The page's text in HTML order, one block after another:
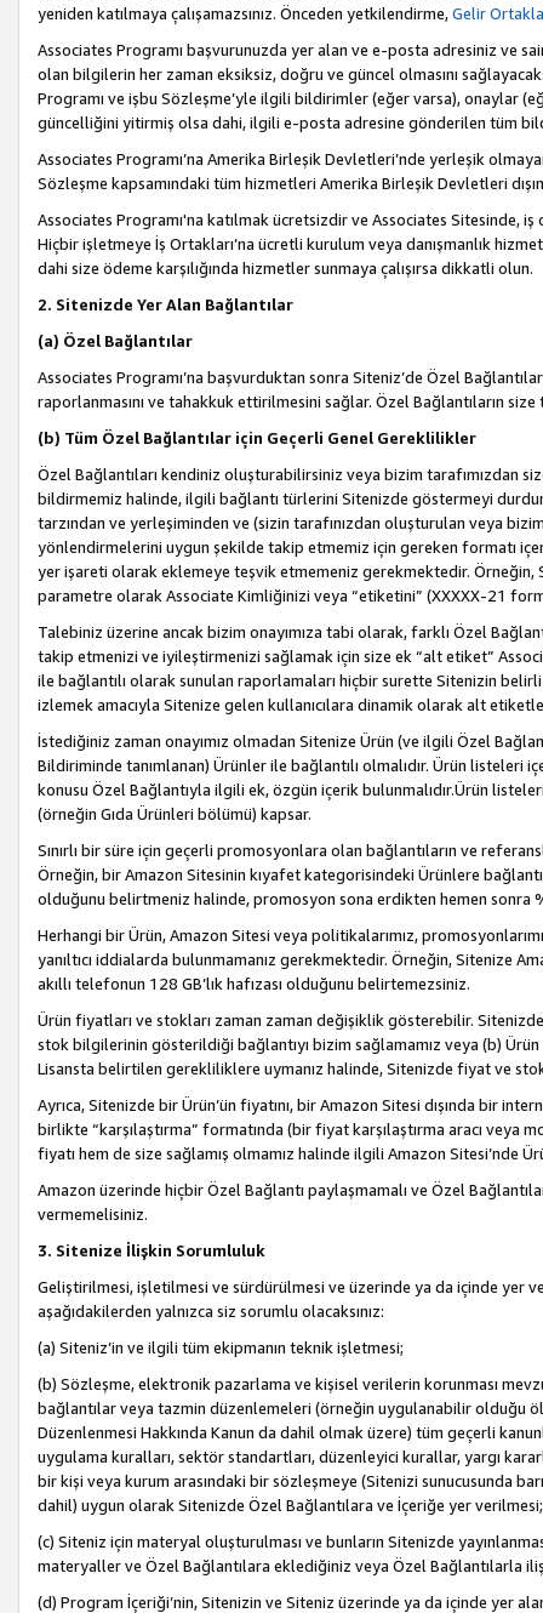
yeniden katılmaya çalışamazsınız. Önceden yetkilendirme,Gelir
Associates Programı başvurunuzda yer alan ve e-posta adresiniz ve
olan bilgilerin her zaman eksiksiz, doğru ve güncel olmasını
Programı ve işbu Sözleşme’yle ilgili bildirimler (eğer varsa), onaylar
güncelliğini yitirmiş olsa dahi, ilgili e-posta adresine gönderilen tüm
Associates Programı’na Amerika Birleşik Devletleri’nde yerleşik
Sözleşme kapsamındaki tüm hizmetleri Amerika Birleşik Devletleri
Associates Programı'na katılmak ücretsizdir ve Associates Sitesinde,
Hiçbir işletmeye İş Ortakları’na ücretli kurulum veya danışmanlık
dahi size ödeme karşılığında hizmetler sunmaya çalışırsa dikkatli olun.
2. Sitenizde Yer Alan Bağlantılar
(a) Özel Bağlantılar
Associates Programı’na başvurduktan sonra Siteniz’de Özel
raporlanmasını ve tahakkuk ettirilmesini sağlar. Özel Bağlantıların
(b) Tüm Özel Bağlantılar için Geçerli Genel Gereklilikler
Özel Bağlantıları kendiniz oluşturabilirsiniz veya bizim tarafımızdan
bildirmemiz halinde, ilgili bağlantı türlerini Sitenizde göstermeyi
tarzından ve yerleşiminden ve (sizin tarafınızdan oluşturulan veya
yönlendirmelerini uygun şekilde takip etmemiz için gereken formatı
yer işareti olarak eklemeye teşvik etmemeniz gerekmektedir. Örneğin,
parametre olarak Associate Kimliğinizi veya “etiketini” (XXXXX-21
Talebiniz üzerine ancak bizim onayımıza tabi olarak, farklı Özel
takip etmenizi ve iyileştirmenizi sağlamak için size ek “alt etiket”
ile bağlantılı olarak sunulan raporlamaları hiçbir surette Sitenizin belirli
izlemek amacıyla Sitenize gelen kullanıcılara dinamik olarak alt
İstediğiniz zaman onayımız olmadan Sitenize Ürün (ve ilgili Özel
Bildiriminde tanımlanan) Ürünler ile bağlantılı olmalıdır. Ürün listeleri
konusu Özel Bağlantıyla ilgili ek, özgün içerik bulunmalıdır.Ürün
(örneğin Gıda Ürünleri bölümü) kapsar.
Sınırlı bir süre için geçerli promosyonlara olan bağlantıların ve
Örneğin, bir Amazon Sitesinin kıyafet kategorisindeki Ürünlere
olduğunu belirtmeniz halinde, promosyon sona erdikten hemen sonra
Herhangi bir Ürün, Amazon Sitesi veya politikalarımız,
yanıltıcı iddialarda bulunmamanız gerekmektedir. Örneğin, Sitenize
akıllı telefonun 128 GB’lık hafızası olduğunu belirtemezsiniz.
Ürün fiyatları ve stokları zaman zaman değişiklik gösterebilir.
stok bilgilerinin gösterildiği bağlantıyı bizim sağlamamız veya (b)
Lisansta belirtilen gerekliliklere uymanız halinde, Sitenizde fiyat ve
Ayrıca, Sitenizde bir Ürün’ün fiyatını, bir Amazon Sitesi dışında bir
birlikte “karşılaştırma” formatında (bir fiyat karşılaştırma aracı veya
fiyatı hem de size sağlamış olmamız halinde ilgili Amazon Sitesi’nde
Amazon üzerinde hiçbir Özel Bağlantı paylaşmamalı ve Özel
vermemelisiniz.
3. Sitenize İlişkin Sorumluluk
Geliştirilmesi, işletilmesi ve sürdürülmesi ve üzerinde ya da içinde yer
aşağıdakilerden yalnızca siz sorumlu olacaksınız:
(a) Siteniz’in ve ilgili tüm ekipmanın teknik işletmesi;
(b) Sözleşme, elektronik pazarlama ve kişisel verilerin korunması
bağlantılar veya tazmin düzenlemeleri (örneğin uygulanabilir olduğu
Düzenlenmesi Hakkında Kanun da dahil olmak üzere) tüm geçerli
uygulama kuralları, sektör standartları, düzenleyici kurallar, yargı
bir kişi veya kurum arasındaki bir sözleşmeye (Sitenizi sunucusunda
dahil) uygun olarak Sitenizde Özel Bağlantılara ve İçeriğe yer verilmesi;
(c) Siteniz için materyal oluşturulması ve bunların Sitenizde
materyaller ve Özel Bağlantılara eklediğiniz veya Özel Bağlantılarla
(d) Program İçeriği’nin, Sitenizin ve Siteniz üzerinde ya da içinde yer